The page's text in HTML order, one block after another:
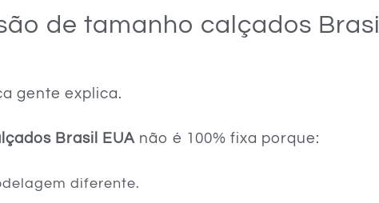
de tamanho calçados Brasil
gente explica.
Brasil EUA não é 100% fixa porque:
diferente.